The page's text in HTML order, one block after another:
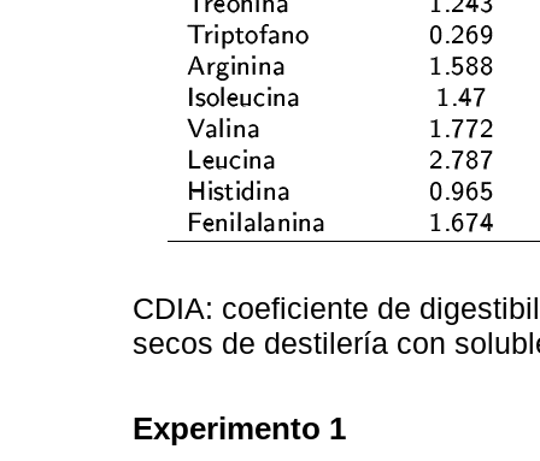
CDIA: coeficiente de
secos de destilería con
Experimento 1